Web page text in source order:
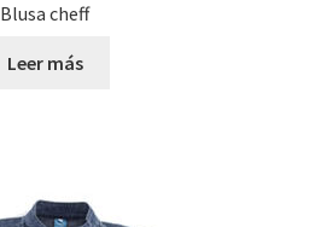
Blusa cheff
Leer más